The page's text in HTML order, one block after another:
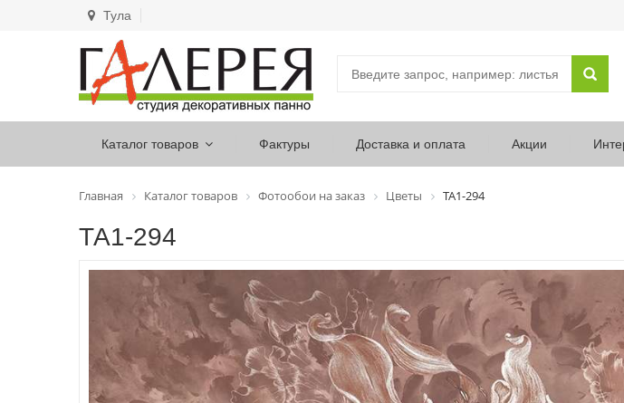
Тула
Каталог товаров Фактуры Доставка и оплата Акции
Главная Каталог товаров Фотообои на заказ Цветы ТА1-294
ТА1-294